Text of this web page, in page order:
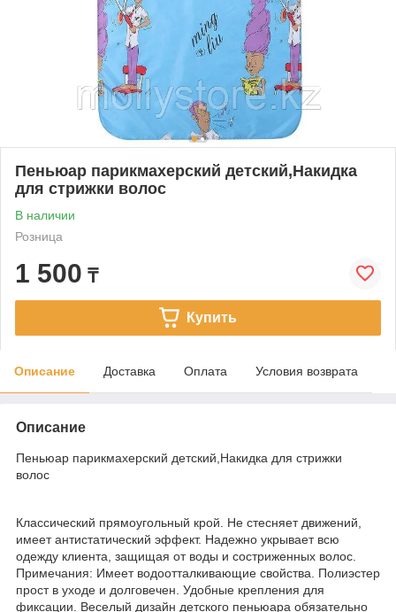
Пеньюар парикмахерский детский,Накидка
для стрижки волос
В наличии
Розница
1 500 ₸
Купить
Описание Доставка Оплата Условия возврата
Описание
Пеньюар парикмахерский детский,Накидка для стрижки
волос
Классический прямоугольный крой. Не стесняет движений,
имеет антистатический эффект. Надежно укрывает всю
одежду клиента, защищая от воды и состриженных волос.
Примечания: Имеет водоотталкивающие свойства. Полиэстер
прост в уходе и долговечен. Удобные крепления для
фиксации. Веселый дизайн детского пеньюара обязательно